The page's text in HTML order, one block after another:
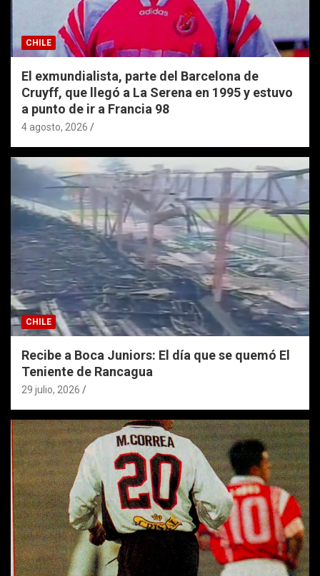
CHILE
El exmundialista, parte del Barcelona de
Cruyff, que llegó a La Serena en 1995 y estuvo
a punto de ir a Francia 98
4 agosto, 2026
CHILE
Recibe a Boca Juniors: El día que se quemó El
Teniente de Rancagua
29 julio, 2026